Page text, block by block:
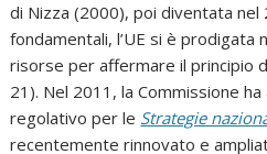
di Nizza (2000), poi diventata
fondamentali, l’UE si è
risorse per affermare il principio
21). Nel 2011, la Commissione
regolativo per le Strategie
recentemente rinnovato e